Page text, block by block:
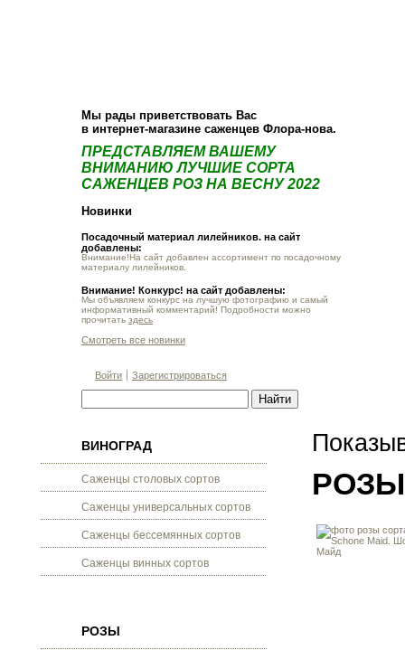
Мы рады приветствовать Вас
в интернет-магазине саженцев Флора-нова.
ПРЕДСТАВЛЯЕМ ВАШЕМУ
ВНИМАНИЮ ЛУЧШИЕ СОРТА
САЖЕНЦЕВ РОЗ НА ВЕСНУ 2022
Новинки
Посадочный материал лилейников. на сайт
добавлены:
Внимание!На сайт добавлен ассортимент по посадочному
материалу лилейников.
Внимание! Конкурс! на сайт добавлены:
Мы объявляем конкурс на лучшую фотографию и самый
информативный комментарий! Подробности можно
прочитать здесь
Смотреть все новинки
Войти Зарегистрироваться
ВИНОГРАД
Саженцы столовых сортов
Саженцы универсальных сортов
Саженцы бессемянных сортов
Саженцы винных сортов
РОЗЫ
РОЗЫ